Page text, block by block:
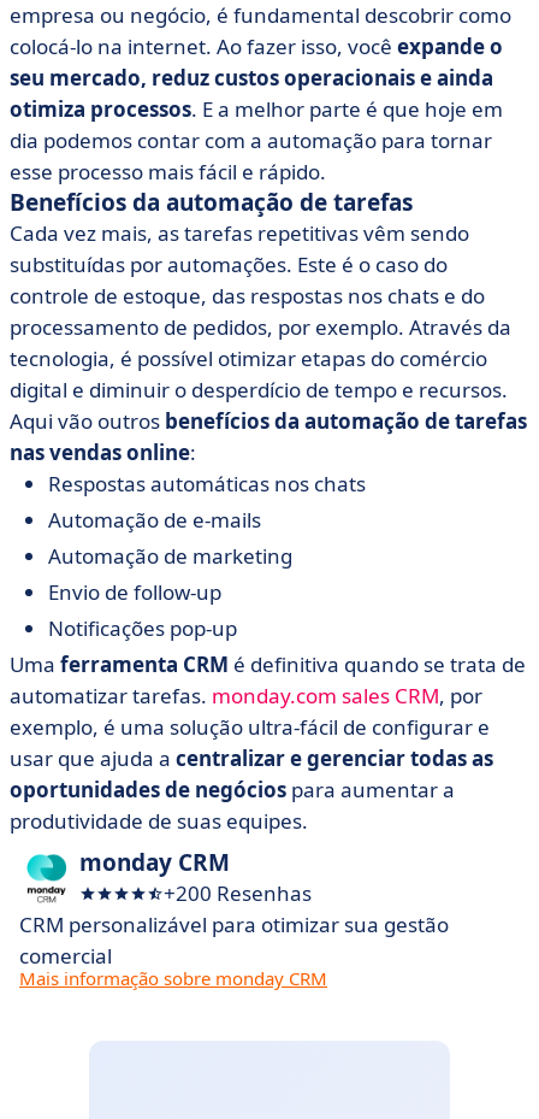
empresa ou negócio, é fundamental descobrir como
colocá-lo na internet. Ao fazer isso, você expande o
seu mercado, reduz custos operacionais e ainda
otimiza processos. E a melhor parte é que hoje em
dia podemos contar com a automação para tornar
esse processo mais fácil e rápido.
Benefícios da automação de tarefas
Cada vez mais, as tarefas repetitivas vêm sendo
substituídas por automações. Este é o caso do
controle de estoque, das respostas nos chats e do
processamento de pedidos, por exemplo. Através da
tecnologia, é possível otimizar etapas do comércio
digital e diminuir o desperdício de tempo e recursos.
Aqui vão outros benefícios da automação de tarefas
nas vendas online:
Respostas automáticas nos chats
Automação de e-mails
Automação de marketing
Envio de follow-up
Notificações pop-up
Uma ferramenta CRM é definitiva quando se trata de
automatizar tarefas. monday.com sales CRM, por
exemplo, é uma solução ultra-fácil de configurar e
usar que ajuda a centralizar e gerenciar todas as
oportunidades de negócios para aumentar a
produtividade de suas equipes.
monday CRM
+200 Resenhas
CRM personalizável para otimizar sua gestão
comercial
Mais informação sobre monday CRM